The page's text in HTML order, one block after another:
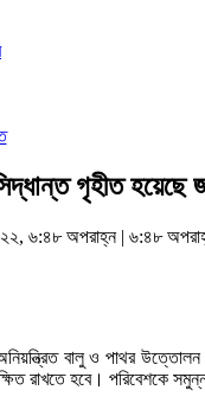
গৃহীত হয়েছে
৬:৪৮ অপরাহ্ন | ৬:৪৮
বালু ও পাথর উত্তোলন
রাখতে হবে। পরিবেশকে